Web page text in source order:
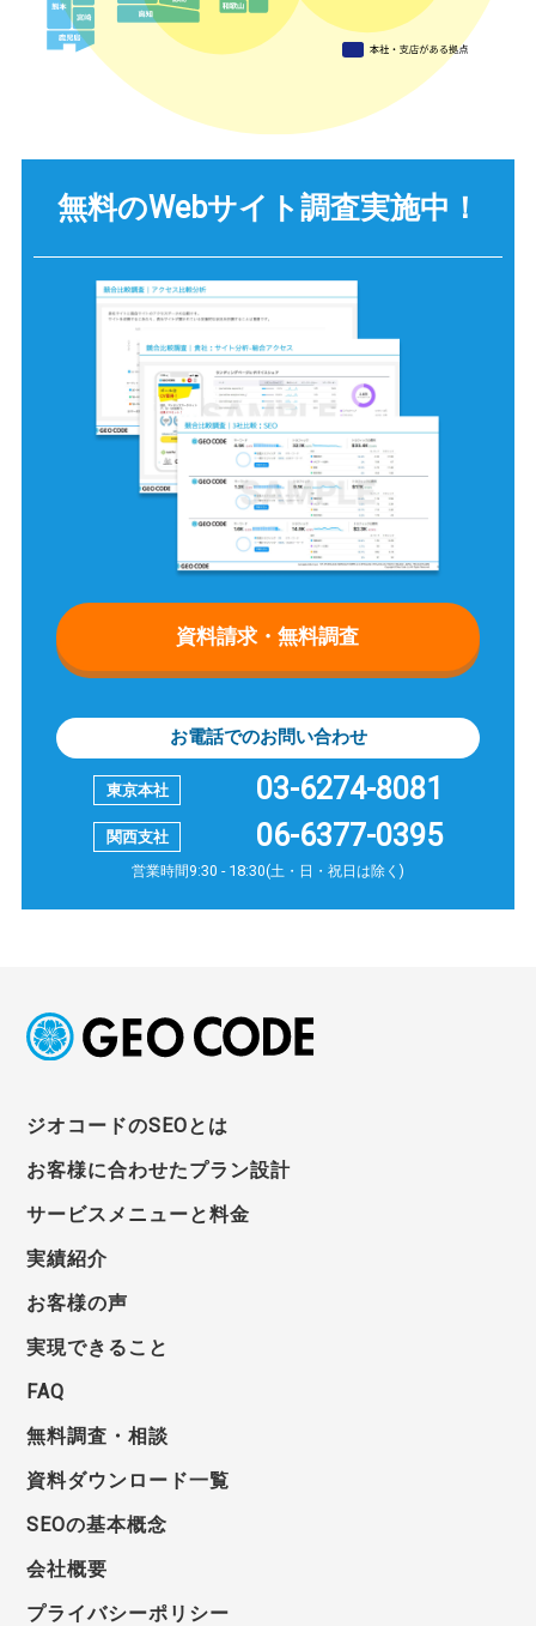
無料のWebサイト調査実施中！
お電話でのお問い合わせ
03-6274-8081
06-6377-0395
営業時間9:30 - 18:30(土・日・祝日は除く)
資料請求・無料調査
ジオコードのSEOとは
お客様に合わせたプラン設計
サービスメニューと料金
実績紹介
お客様の声
実現できること
FAQ
無料調査・相談
資料ダウンロード一覧
SEOの基本概念
会社概要
プライバシーポリシー